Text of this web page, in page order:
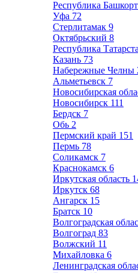
Республика
Уфа 72
Стерлитамак 9
Октябрьский 8
Республика
Казань 73
Набережные Челны
Альметьевск 7
Новосибирская
Новосибирск 111
Бердск 7
Обь 2
Пермский край 151
Пермь 78
Соликамск 7
Краснокамск 6
Иркутская область
Иркутск 68
Ангарск 15
Братск 10
Волгоградская
Волгоград 83
Волжский 11
Михайловка 6
Ленинградская